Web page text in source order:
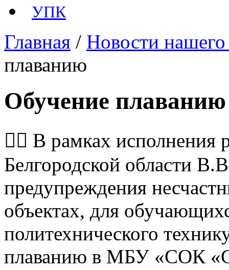
УПК
Главная / Новости
плаванию
Обучение плаванию
✍🏻 В рамках исполнения
Белгородской области
предупреждения
объектах, для
политехнического
плаванию в МБУ «СОК